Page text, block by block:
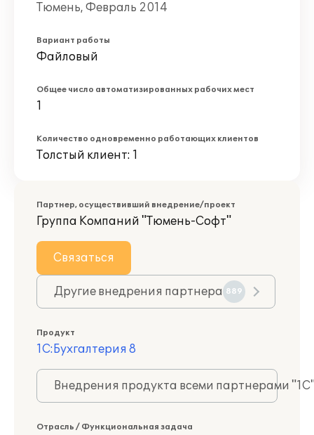
Тюмень, Февраль 2014
Вариант работы
Файловый
Общее число автоматизированных рабочих мест
1
Количество одновременно работающих клиентов
Толстый клиент: 1
Партнер, осуществивший внедрение/проект
Группа Компаний "Тюмень-Софт"
Связаться
Другие внедрения партнера 889
Продукт
1С:Бухгалтерия 8
Внедрения продукта всеми партнерами
Отрасль / Функциональная задача